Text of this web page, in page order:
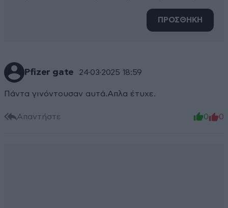
ΠΡΟΣΘΗΚΗ
Pfizer gate 24·03·2025 18:59
Πάντα γινόντουσαν αυτά.Απλα έτυχε.
Απαντήστε 0 0